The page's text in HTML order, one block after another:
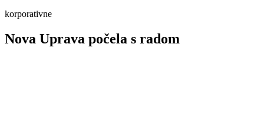
korporativne
Nova Uprava počela s radom